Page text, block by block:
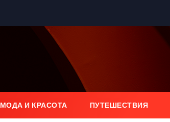
МОДА И КРАСОТА ПУТЕШЕСТВИЯ